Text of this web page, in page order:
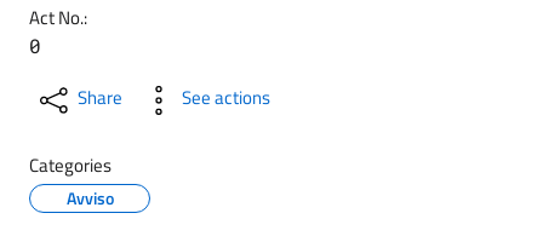
Act No.:
0
Share See actions
Categories
Avviso